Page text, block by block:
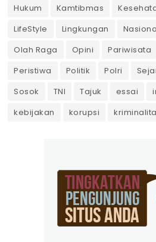
Hukum
Kamtibmas
LifeStyle
Lingkungan
Olah Raga
Opini Pariwisata
Peristiwa
Politik Polri
Sosok
TNI Tajuk essai
kebijakan
korupsi